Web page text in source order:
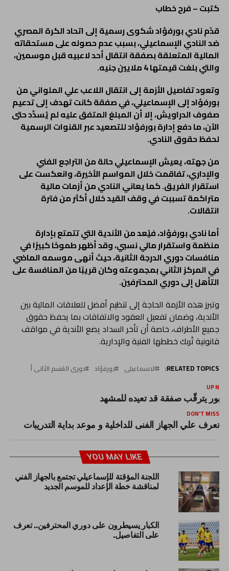
كتبت – فرح خطاب
قدّم نادي بورفؤاد شكوى رسمية إلى اتحاد الكرة المصري
ضد النادي الإسماعيلي، بسبب عدم حصوله على مستحقاته
المالية المتعلقة بصفقة انتقال أحد لاعبيه قبل موسمين،
والتي بلغت قيمتها 4 ملايين جنيه.
وتعود تفاصيل الأزمة إلى انتقال اللاعب علي الملواني من
بورفؤاد إلى الإسماعيلي، في صفقة كانت تهدف إلى تدعيم
صفوف الدراويش، إلا أن المبلغ المتفق عليه لم يُسدَّد حتى
الآن، ما دفع إدارة بورفؤاد للتصعيد عبر القنوات الرسمية
لحفظ حقوق النادي.
من جهته، يعيش الإسماعيلي حالة من التراجع الفني
والإداري، تفاقمت خلال المواسم الأخيرة، وانعكست على
استقرار الفريق. كما يعاني النادي من أزمات مالية
متراكمة تسببت في وقف القيد خلال أكثر من فترة
انتقالات.
أما نادي بورفؤاد، فيُعد من الأندية التي تتمتع بإدارة
منظمة واستقرار مالي نسبي، وقد أظهر طموحًا كبيرًا في
منافسات دوري الدرجة الثانية، حيث أنهى موسمه الماضي
في المركز الثاني بمجموعته وكان قريبًا من المنافسة على
التأهل إلى دوري المحترفين.
وتبرز هذه الأزمة الحاجة إلى تنظيم أفضل للعلاقات المالية بين
الأندية، وضمان تفعيل العقود والاتفاقات بما يحفظ حقوق
جميع الأطراف، خاصة أن تأخر السداد يضع الأندية في مواقف
قانونية تُربك خططها الفنية والإدارية.
RELATED TOPICS: الاسماعيلى بورفؤاد دورى القسم الثانى أ
UP
يترقّب صفقة قد تعيده للمشهد
DON'T MISS
تعرف علي الجهاز الفنى للداخلية و موعد بداية التدريبات
YOU MAY LIKE
اللجنة المؤقتة للإسماعيلي تجتمع بالجهاز الفني
لمناقشة خطة الإعداد للموسم الجديد
الكبار يسيطرون على دوري المحترفين.. تعرف
على التفاصيل.